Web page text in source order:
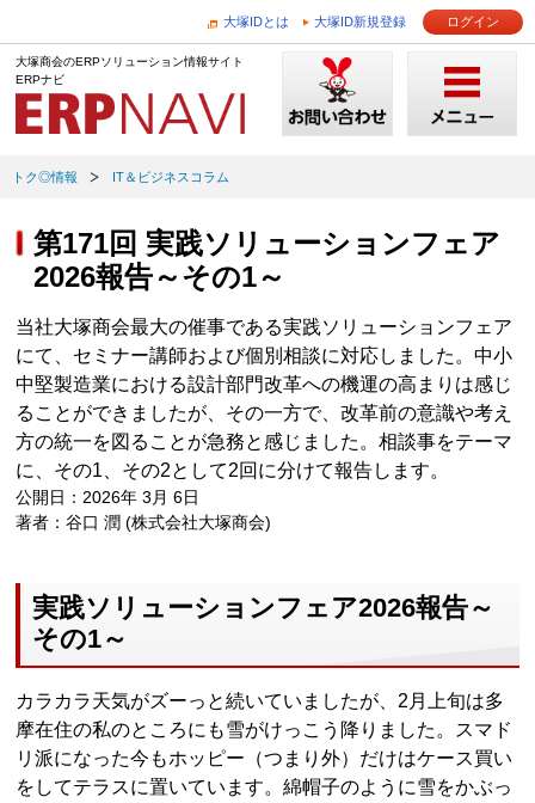
大塚IDとは 大塚ID新規登録 ログイン
大塚商会のERPソリューション情報サイト
ERPナビ
トク◎情報 IT＆ビジネスコラム
第171回 実践ソリューションフェア
2026報告～その1～
当社大塚商会最大の催事である実践ソリューションフェア
にて、セミナー講師および個別相談に対応しました。中小
中堅製造業における設計部門改革への機運の高まりは感じ
ることができましたが、その一方で、改革前の意識や考え
方の統一を図ることが急務と感じました。相談事をテーマ
に、その1、その2として2回に分けて報告します。
公開日：2026年 3月 6日
著者：谷口 潤 (株式会社大塚商会)
実践ソリューションフェア2026報告～
その1～
カラカラ天気がズーっと続いていましたが、2月上旬は多
摩在住の私のところにも雪がけっこう降りました。スマド
リ派になった今もホッピー（つまり外）だけはケース買い
をしてテラスに置いています。綿帽子のように雪をかぶっ